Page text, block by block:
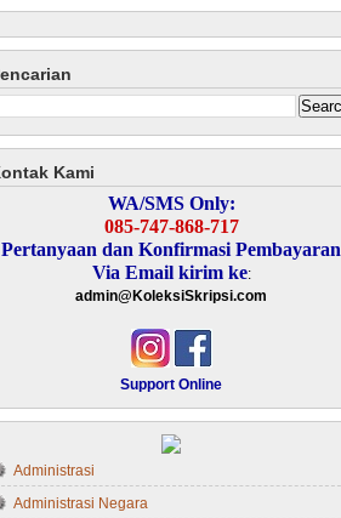
Kami
WA/SMS Only:
085-747-868-717
Pertanyaan dan Konfirmasi Pembayaran
Via Email kirim ke:
admin@KoleksiSkripsi.com
Support Online
Administrasi
Administrasi Negara